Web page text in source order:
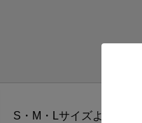
S・M・Lサイズより当店